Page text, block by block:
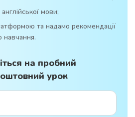
мови;
та надамо рекомендації
на пробний
урок